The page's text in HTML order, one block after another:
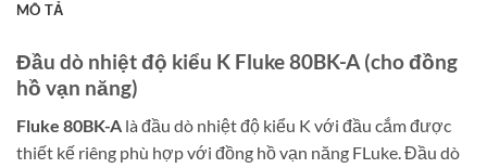
MÔ TẢ
Đầu dò nhiệt độ kiểu K Fluke 80BK-A (cho đồng
hồ vạn năng)
Fluke 80BK-A là đầu dò nhiệt độ kiểu K với đầu cắm được
thiết kế riêng phù hợp với đồng hồ vạn năng FLuke. Đầu dò